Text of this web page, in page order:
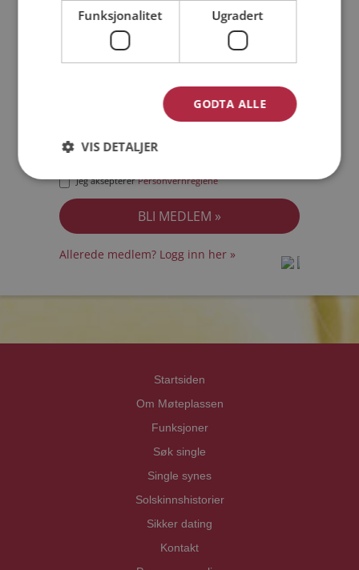
Jeg akseptererPersonvernreglene
Allerede medlem? Logg inn her »
Startsiden
Om Møteplassen
Funksjoner
Søk single
Single synes
Solskinnshistorier
Sikker dating
Kontakt
Funksjonalitet Ugradert
GODTA ALLE
VIS DETALJER